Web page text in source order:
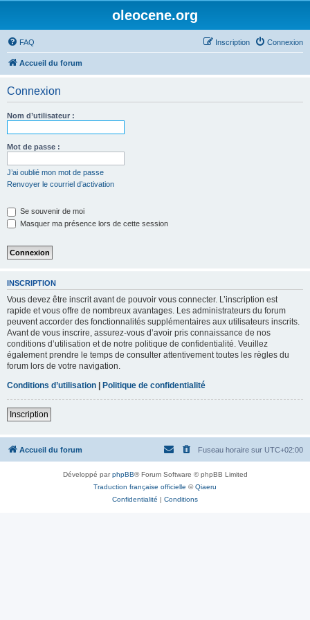
oleocene.org
FAQ Connexion
Inscription
Accueil du forum
Connexion
Nom d’utilisateur :
Mot de passe :
J’ai oublié mon mot de passe
Renvoyer le courriel d’activation
Se souvenir de moi
Masquer ma présence lors de cette session
INSCRIPTION
Vous devez être inscrit avant de pouvoir vous connecter. L’inscription est
rapide et vous offre de nombreux avantages. Les administrateurs du forum
peuvent accorder des fonctionnalités supplémentaires aux utilisateurs inscrits.
Avant de vous inscrire, assurez-vous d’avoir pris connaissance de nos
conditions d’utilisation et de notre politique de confidentialité. Veuillez
également prendre le temps de consulter attentivement toutes les règles du
forum lors de votre navigation.
Conditions d’utilisation | Politique de confidentialité
Inscription
Accueil du forum Fuseau horaire sur UTC+02:00
Développé parphpBB® Forum Software © phpBB Limited
Traduction française officielle ©Qiaeru
Confidentialité | Conditions